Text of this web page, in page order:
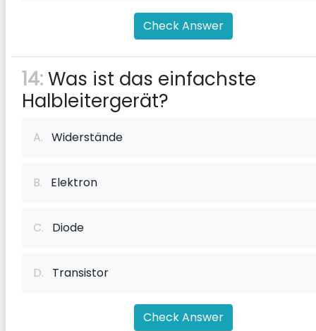
Check Answer
14:Was ist das einfachste
Halbleitergerät?
A. Widerstände
B. Elektron
C. Diode
D. Transistor
Check Answer